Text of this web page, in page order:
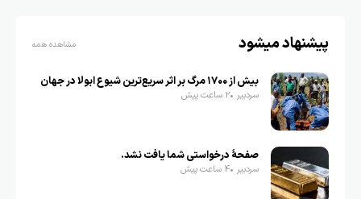
پیشنهاد میشود مشاهده همه
بیش از ۱۷۰۰ مرگ بر اثر سریع‌ترین شیوع ابولا در جهان
سردبیر 2 ساعت پیش
صفحهٔ درخواستی شما یافت نشد.
سردبیر 4 ساعت پیش